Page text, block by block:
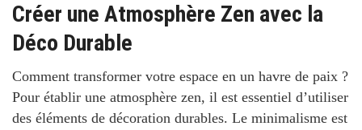
Créer une Atmosphère Zen avec la
Déco Durable
Comment transformer votre espace en un havre de paix ?
Pour établir une atmosphère zen, il est essentiel d’utiliser
des éléments de décoration durables. Le minimalisme est